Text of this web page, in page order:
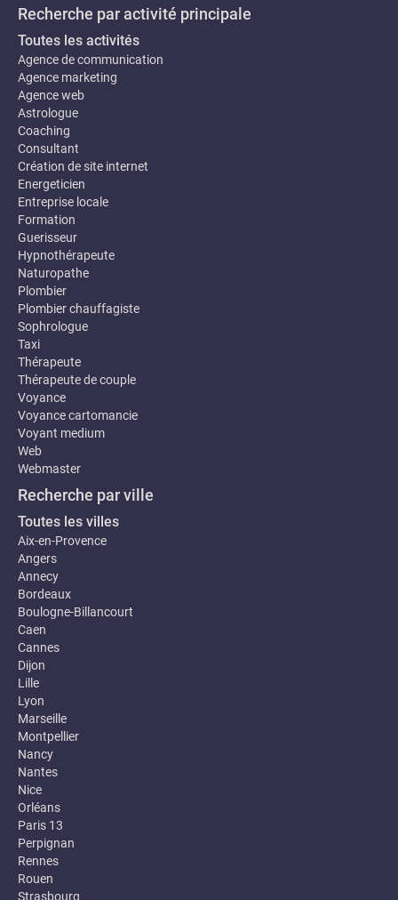
Recherche par activité principale
Toutes les activités
Agence de communication
Agence marketing
Agence web
Astrologue
Coaching
Consultant
Création de site internet
Energeticien
Entreprise locale
Formation
Guerisseur
Hypnothérapeute
Naturopathe
Plombier
Plombier chauffagiste
Sophrologue
Taxi
Thérapeute
Thérapeute de couple
Voyance
Voyance cartomancie
Voyant medium
Web
Webmaster
Recherche par ville
Toutes les villes
Aix-en-Provence
Angers
Annecy
Bordeaux
Boulogne-Billancourt
Caen
Cannes
Dijon
Lille
Lyon
Marseille
Montpellier
Nancy
Nantes
Nice
Orléans
Paris 13
Perpignan
Rennes
Rouen
Strasbourg